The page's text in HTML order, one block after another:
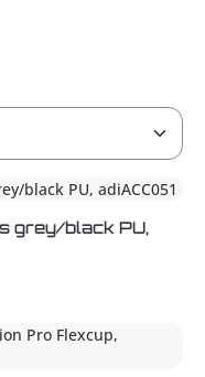
grey/black PU,